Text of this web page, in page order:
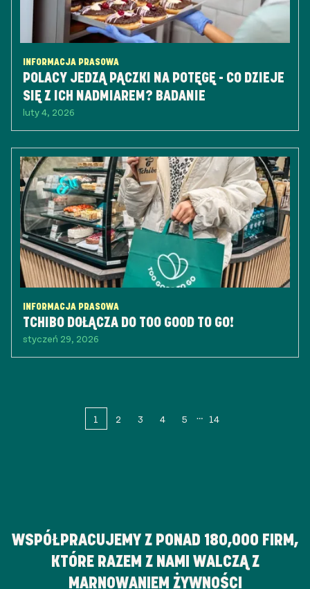
INFORMACJA PRASOWA
POLACY JEDZĄ PĄCZKI NA POTĘGĘ - CO DZIEJE
SIĘ Z ICH NADMIAREM? BADANIE
luty 4, 2026
INFORMACJA PRASOWA
TCHIBO DOŁĄCZA DO TOO GOOD TO GO!
styczeń 29, 2026
1 2 3 4 5 14
WSPÓŁPRACUJEMY Z PONAD 180,000 FIRM,
KTÓRE RAZEM Z NAMI WALCZĄ Z
MARNOWANIEM ŻYWNOŚCI